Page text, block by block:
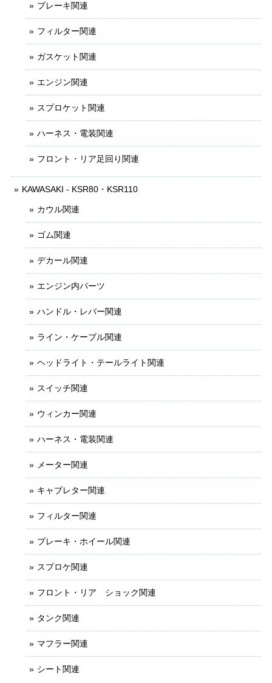
ブレーキ関連
フィルター関連
ガスケット関連
エンジン関連
スプロケット関連
ハーネス・電装関連
フロント・リア足回り関連
KAWASAKI - KSR80・KSR110
カウル関連
ゴム関連
デカール関連
エンジン内パーツ
ハンドル・レバー関連
ライン・ケーブル関連
ヘッドライト・テールライト関連
スイッチ関連
ウィンカー関連
ハーネス・電装関連
メーター関連
キャブレター関連
フィルター関連
ブレーキ・ホイール関連
スプロケ関連
フロント・リア ショック関連
タンク関連
マフラー関連
シート関連